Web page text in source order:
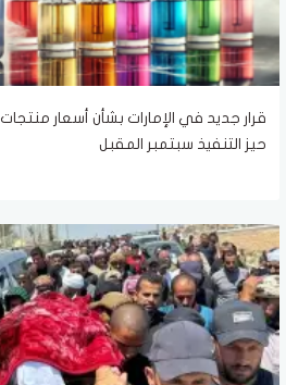
قرار جديد في الإمارات بشأن أسعار
حيز التنفيذ سبتمبر المقبل